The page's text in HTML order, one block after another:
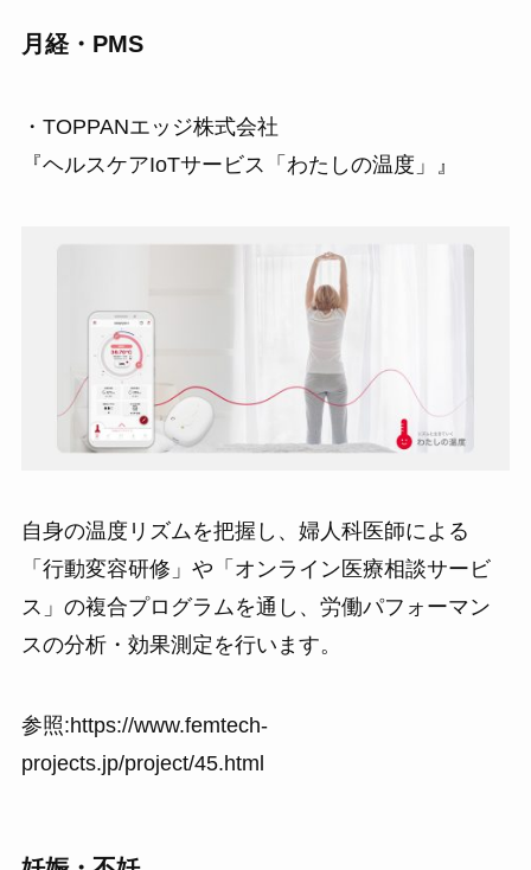
月経・PMS
・TOPPANエッジ株式会社
『ヘルスケアIoTサービス「わたしの温度」』
自身の温度リズムを把握し、婦人科医師による
「行動変容研修」や「オンライン医療相談サービ
ス」の複合プログラムを通し、労働パフォーマン
スの分析・効果測定を行います。
参照:https://www.femtech-
projects.jp/project/45.html